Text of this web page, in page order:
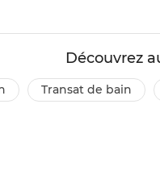
Découvrez
transat de bain